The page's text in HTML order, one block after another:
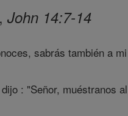
John 14:7-14
sabrás también a
: "Señor, muéstranos